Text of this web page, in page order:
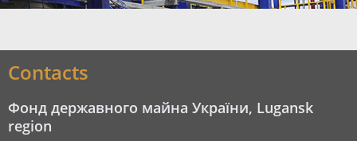
Contacts
Фонд державного майна України, Lugansk
region